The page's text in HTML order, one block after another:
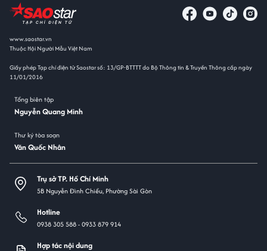
www.saostar.vn
Thuộc Hội Người Mẫu Việt Nam
Giấy phép Tạp chí điện tử Saostar số: 13/GP-BTTTT do Bộ Thông tin & Truyền Thông cấp ngày
11/01/2016
Tổng biên tập
Nguyễn Quang Minh
Thư ký tòa soạn
Văn Quốc Nhân
Trụ sở TP. Hồ Chí Minh
5B Nguyễn Đình Chiểu, Phường Sài Gòn
Hotline
0938 305 588 -0933 879 914
Hợp tác nội dung